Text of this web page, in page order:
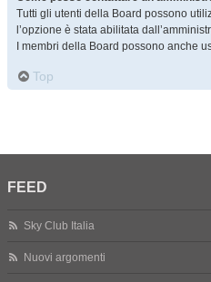
Tutti gli utenti della Board possono
l’opzione è stata abilitata
I membri della Board possono anche
Top
FEED
Sky Club Italia
Nuovi argomenti